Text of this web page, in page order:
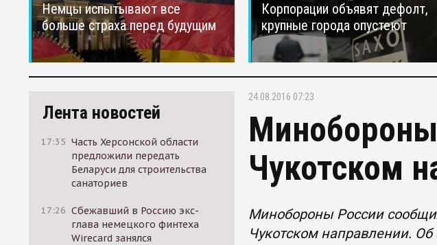
Немцы испытывают все
больше страха перед будущим
Корпорации объявят дефолт,
крупные города опустеют
Лента новостей
17:35 Часть Херсонской области
предложили передать
Беларуси для строительства
санаториев
17:26 Сбежавший в Россию экс-
глава немецкого финтеха
Wirecard занялся
24.08.2016 07:23
Минобороны
Чукотском
Минобороны России
Чукотском направлении.